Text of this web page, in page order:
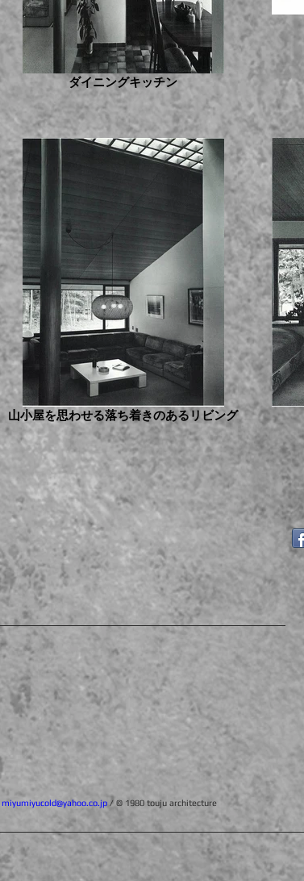
ダイニングキッチン
山小屋を思わせる落ち着きのあるリビング
miyumiyucold@yahoo.co.jp / © 1980 touju architecture